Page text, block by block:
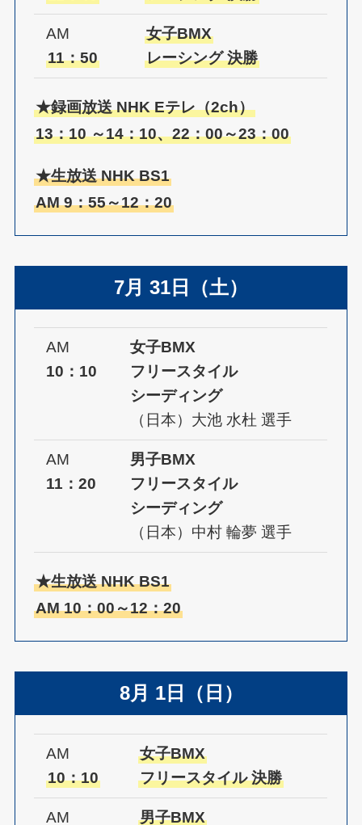
AM
11：50
女子BMX
レーシング 決勝
★録画放送 NHK Eテレ（2ch）
13：10 ～14：10、22：00～23：00
★生放送 NHK BS1
AM 9：55～12：20
7月 31日（土）
AM
10：10
女子BMX
フリースタイル
シーディング
（日本）大池 水杜 選手
AM
11：20
男子BMX
フリースタイル
シーディング
（日本）中村 輪夢 選手
★生放送 NHK BS1
AM 10：00～12：20
8月 1日（日）
AM
10：10
女子BMX
フリースタイル 決勝
AM 男子BMX